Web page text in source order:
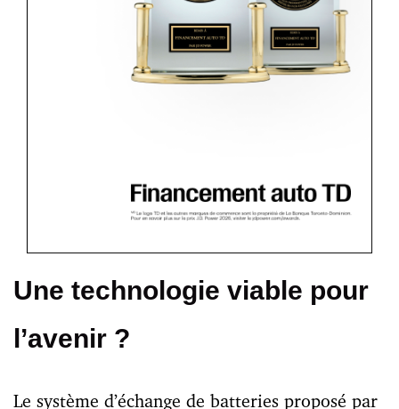
Une technologie viable pour
l’avenir ?
Le système d’échange de batteries proposé par